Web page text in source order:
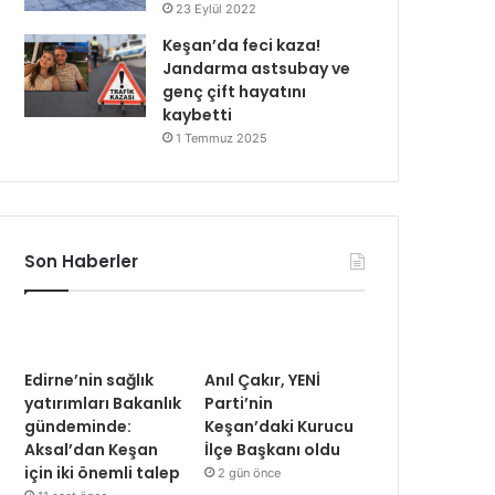
23 Eylül 2022
Keşan’da feci kaza!
Jandarma astsubay ve
genç çift hayatını
kaybetti
1 Temmuz 2025
Son Haberler
Edirne’nin sağlık
yatırımları Bakanlık
gündeminde:
Aksal’dan Keşan
için iki önemli talep
Anıl Çakır, YENİ
Parti’nin
Keşan’daki Kurucu
İlçe Başkanı oldu
2 gün önce